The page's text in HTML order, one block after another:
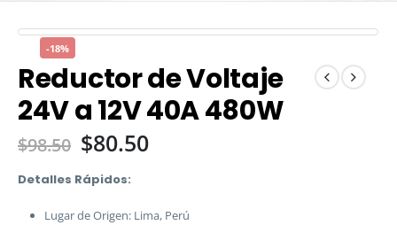
-18%
Reductor de Voltaje
24V a 12V 40A 480W
$98.50 $80.50
Detalles Rápidos:
Lugar de Origen: Lima, Perú